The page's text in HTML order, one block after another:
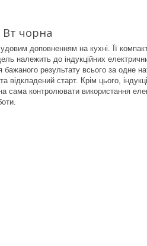
Вт чорна
доповненням на кухні. Її
належить до індукційних
результату всього за одне
відкладений старт. Крім цього,
сама контролювати використання